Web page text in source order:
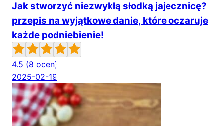
Jak stworzyć niezwykłą słodką jajecznicę?
przepis na wyjątkowe danie, które oczaruje
każde podniebienie!
4.5 (8 ocen)
2025-02-19